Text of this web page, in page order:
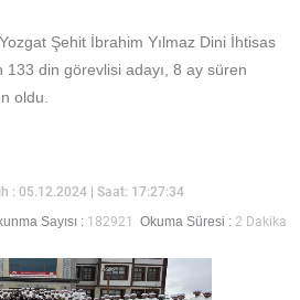
Şehit İbrahim Yılmaz Dini İhtisas
din görevlisi adayı, 8 ay süren
oldu.
: 05.12.2024 | Saat: 17:27:34
Sayısı : 182921 Okuma Süresi : 2 Dakika